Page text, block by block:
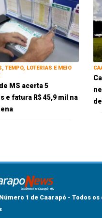
TEMPO, LOTERIAS E MEIO
MS acerta 5
e fatura R$ 45,9 mil na
1 de Caarapó - Todos